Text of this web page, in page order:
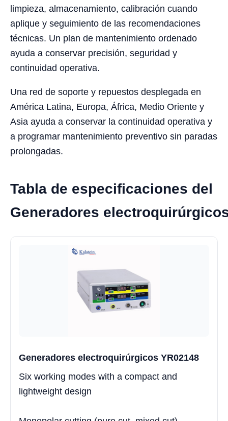
limpieza, almacenamiento, calibración cuando
aplique y seguimiento de las recomendaciones
técnicas. Un plan de mantenimiento ordenado
ayuda a conservar precisión, seguridad y
continuidad operativa.
Una red de soporte y repuestos desplegada en
América Latina, Europa, África, Medio Oriente y
Asia ayuda a conservar la continuidad operativa y
a programar mantenimiento preventivo sin paradas
prolongadas.
Tabla de especificaciones del
Generadores
Generadores electroquirúrgicos YR02148
Six working modes with a compact and
lightweight design